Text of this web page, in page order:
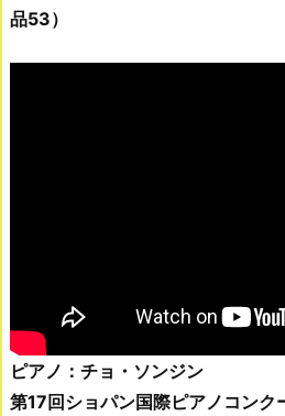
品53）
ピアノ：チョ・ソンジン
第17回ショパン国際ピアノコンク